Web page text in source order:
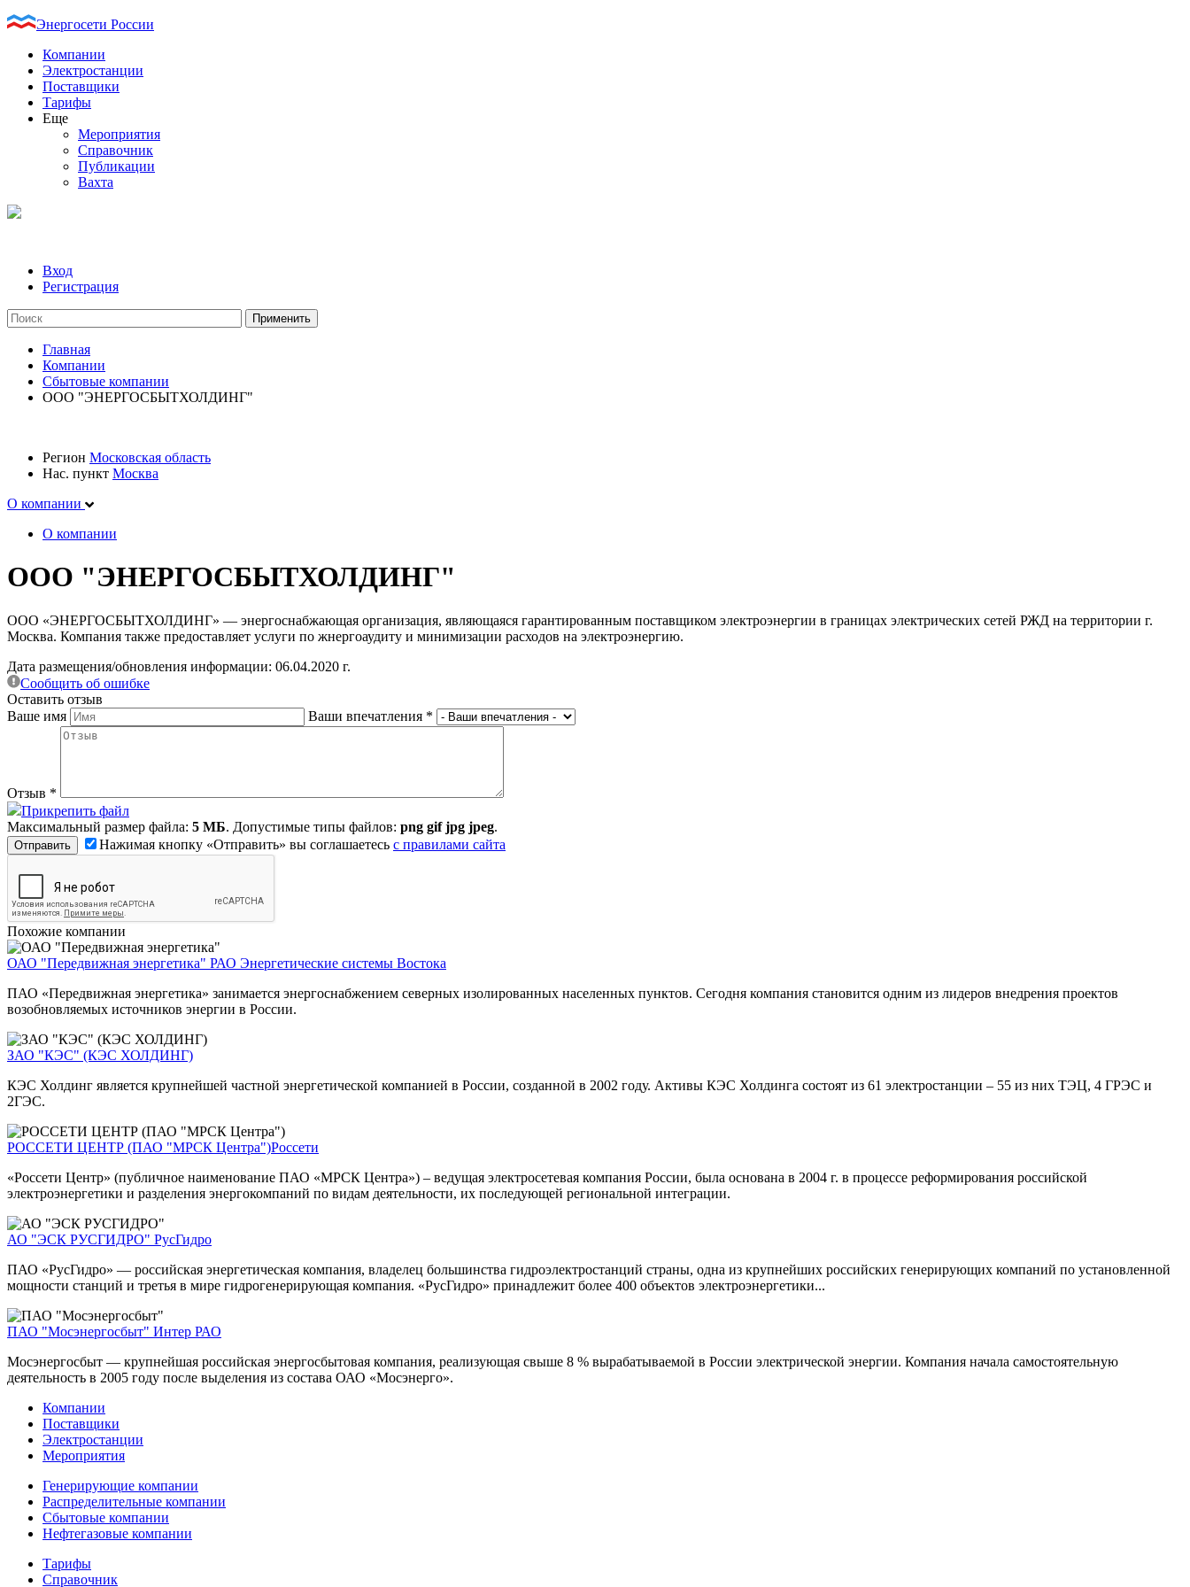
Энергосети России
Компании
Электростанции
Поставщики
Тарифы
Еще
Мероприятия
Справочник
Публикации
Вахта
Вход
Регистрация
Главная
Компании
Сбытовые компании
ООО "ЭНЕРГОСБЫТХОЛДИНГ"
Регион Московская область
Нас. пункт Москва
О компании
О компании
ООО "ЭНЕРГОСБЫТХОЛДИНГ"
ООО «ЭНЕРГОСБЫТХОЛДИНГ» — энергоснабжающая организация, являющаяся гарантированным поставщиком электроэнергии в границах электрических сетей РЖД на территории г.
Москва. Компания также предоставляет услуги по жнергоаудиту и минимизации расходов на электроэнергию.
Дата размещения/обновления информации: 06.04.2020 г.
Сообщить об ошибке
Оставить отзыв
Ваше имя
Ваши впечатления *
Отзыв *
Прикрепить файл
Максимальный размер файла: 5 МБ. Допустимые типы файлов: png gif jpg jpeg.
Нажимая кнопку «Отправить» вы соглашаетесь с правилами сайта
Похожие компании
ОАО "Передвижная энергетика" РАО Энергетические системы Востока
ПАО «Передвижная энергетика» занимается энергоснабжением северных изолированных населенных пунктов. Сегодня компания становится одним из лидеров внедрения проектов
возобновляемых источников энергии в России.
ЗАО "КЭС" (КЭС ХОЛДИНГ)
КЭС Холдинг является крупнейшей частной энергетической компанией в России, созданной в 2002 году. Активы КЭС Холдинга состоят из 61 электростанции – 55 из них ТЭЦ, 4 ГРЭС и
2ГЭС.
РОССЕТИ ЦЕНТР (ПАО "МРСК Центра")Россети
«Россети Центр» (публичное наименование ПАО «МРСК Центра») – ведущая электросетевая компания России, была основана в 2004 г. в процессе реформирования российской
электроэнергетики и разделения энергокомпаний по видам деятельности, их последующей региональной интеграции.
АО "ЭСК РУСГИДРО" РусГидро
ПАО «РусГидро» — российская энергетическая компания, владелец большинства гидроэлектростанций страны, одна из крупнейших российских генерирующих компаний по установленной
мощности станций и третья в мире гидрогенерирующая компания. «РусГидро» принадлежит более 400 объектов электроэнергетики...
ПАО "Мосэнергосбыт" Интер РАО
Мосэнергосбыт — крупнейшая российская энергосбытовая компания, реализующая свыше 8 % вырабатываемой в России электрической энергии. Компания начала самостоятельную
деятельность в 2005 году после выделения из состава ОАО «Мосэнерго».
Компании
Поставщики
Электростанции
Мероприятия
Генерирующие компании
Распределительные компании
Сбытовые компании
Нефтегазовые компании
Тарифы
Справочник